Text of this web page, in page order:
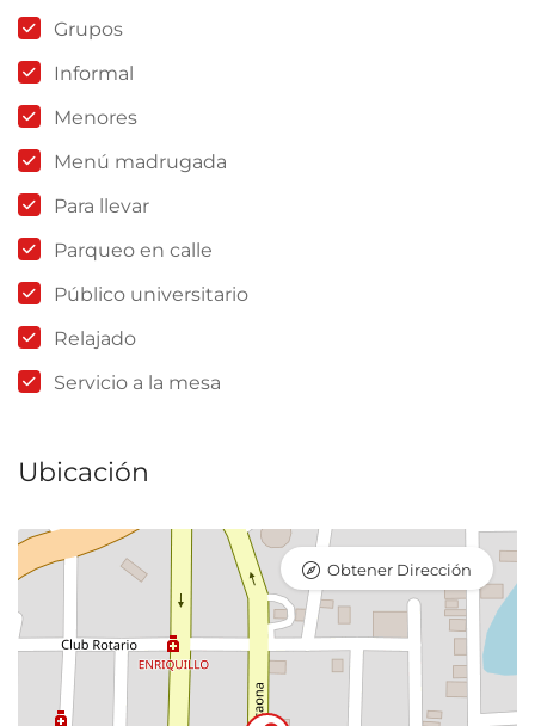
Grupos
Informal
Menores
Menú madrugada
Para llevar
Parqueo en calle
Público universitario
Relajado
Servicio a la mesa
Ubicación
Obtener Dirección